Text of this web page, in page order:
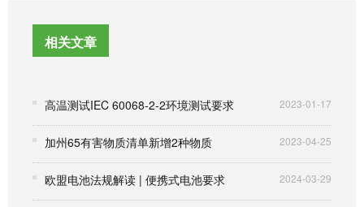
相关文章
高温测试IEC 60068-2-2环境测试要求 2023-01-17
加州65有害物质清单新增2种物质 2023-04-25
欧盟电池法规解读 | 便携式电池要求 2024-03-29